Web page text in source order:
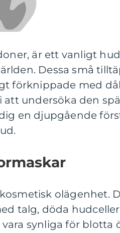
är ett vanligt
Dessa små
förknippade med
att undersöka den
en djupgående
olägenhet.
talg, döda
synliga för blotta